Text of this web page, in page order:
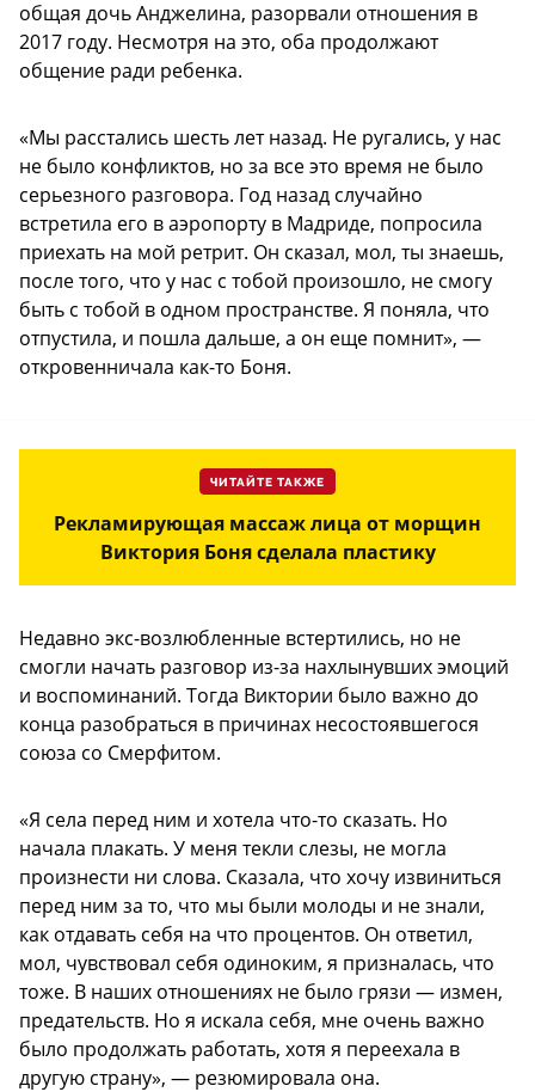
общая дочь Анджелина, разорвали отношения в
2017 году. Несмотря на это, оба продолжают
общение ради ребенка.
«Мы расстались шесть лет назад. Не ругались, у нас
не было конфликтов, но за все это время не было
серьезного разговора. Год назад случайно
встретила его в аэропорту в Мадриде, попросила
приехать на мой ретрит. Он сказал, мол, ты знаешь,
после того, что у нас с тобой произошло, не смогу
быть с тобой в одном пространстве. Я поняла, что
отпустила, и пошла дальше, а он еще помнит», —
откровенничала как-то Боня.
ЧИТАЙТЕ ТАКЖЕ
Рекламирующая массаж лица от морщин
Виктория Боня сделала пластику
Недавно экс-возлюбленные встертились, но не
смогли начать разговор из-за нахлынувших эмоций
и воспоминаний. Тогда Виктории было важно до
конца разобраться в причинах несостоявшегося
союза со Смерфитом.
«Я села перед ним и хотела что-то сказать. Но
начала плакать. У меня текли слезы, не могла
произнести ни слова. Сказала, что хочу извиниться
перед ним за то, что мы были молоды и не знали,
как отдавать себя на что процентов. Он ответил,
мол, чувствовал себя одиноким, я призналась, что
тоже. В наших отношениях не было грязи — измен,
предательств. Но я искала себя, мне очень важно
было продолжать работать, хотя я переехала в
другую страну», — резюмировала она.